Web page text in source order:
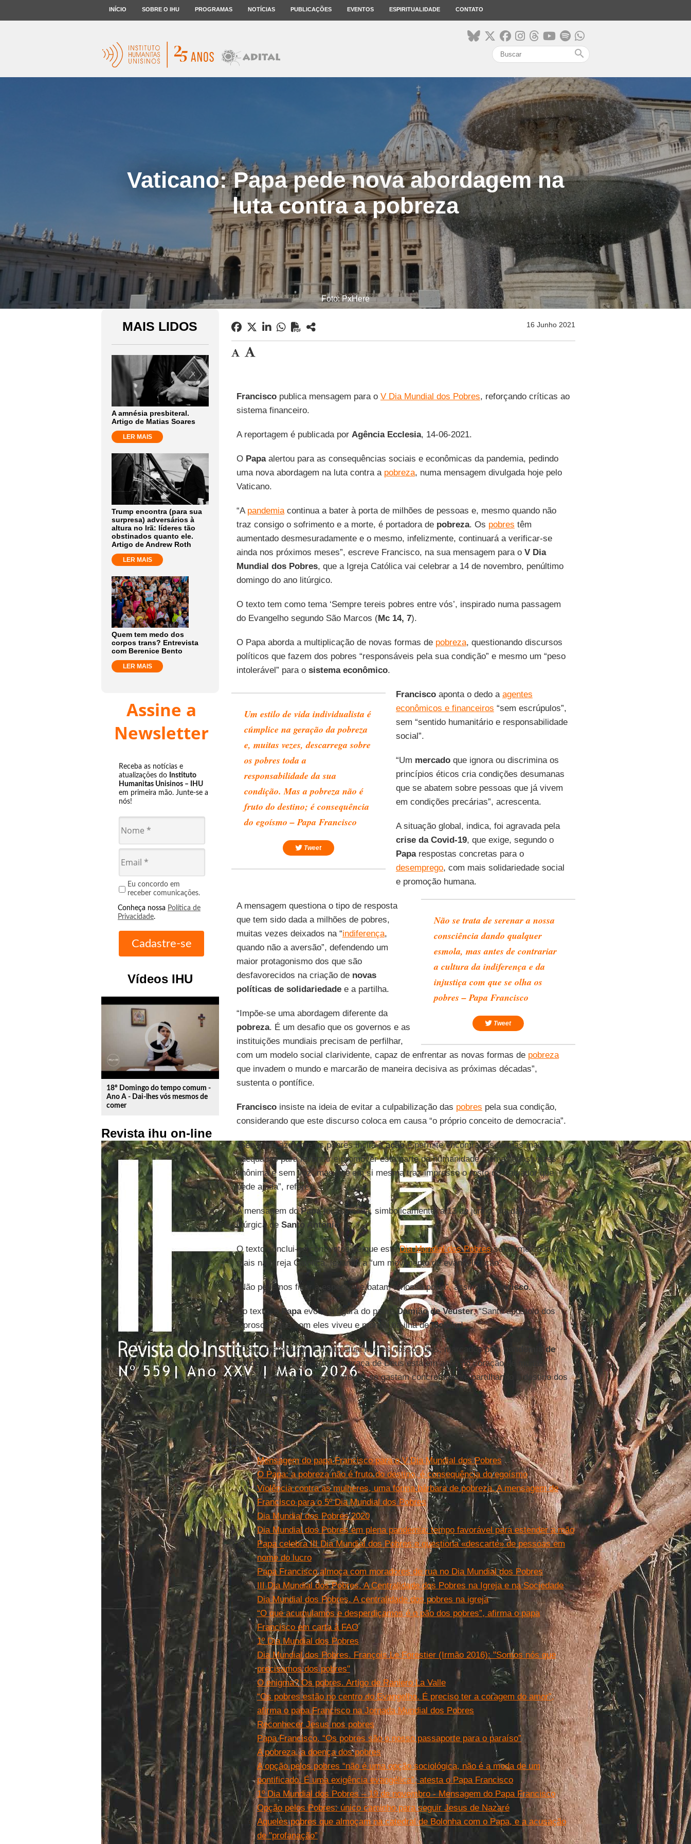
INÍCIO SOBRE O IHU PROGRAMAS NOTÍCIAS PUBLICAÇÕES EVENTOS ESPIRITUALIDADE CONTATO
search
Vaticano: Papa pede nova abordagem na
luta contra a pobreza
Foto: PxHere
MAIS LIDOS
A amnésia presbiteral.
Artigo de Matias Soares
LER MAIS
Trump encontra (para sua
surpresa) adversários à
altura no Irã: líderes tão
obstinados quanto ele.
Artigo de Andrew Roth
LER MAIS
Quem tem medo dos
corpos trans? Entrevista
com Berenice Bento
LER MAIS
Assine a
Newsletter
Receba as notícias e
atualizações do Instituto
Humanitas Unisinos – IHU
em primeira mão. Junte-se a
nós!
Eu concordo em
receber comunicações.
Conheça nossa Política de
Privacidade.
Vídeos IHU
play_circle_outline
18º Domingo do tempo comum -
Ano A - Dai-lhes vós mesmos de
comer
Revista ihu on-line
16 Junho 2021
Franciscopublica mensagem para o V Dia Mundial dos Pobres, reforçando críticas ao
sistema financeiro.
A reportagem é publicada por Agência Ecclesia, 14-06-2021.
O Papaalertou para as consequências sociais e econômicas da pandemia, pedindo
uma nova abordagem na luta contra a pobreza, numa mensagem divulgada hoje pelo
Vaticano.
“A pandemiacontinua a bater à porta de milhões de pessoas e, mesmo quando não
traz consigo o sofrimento e a morte, é portadora de pobreza. Os pobres têm
aumentado desmesuradamente e o mesmo, infelizmente, continuará a verificar-se
ainda nos próximos meses”, escreve Francisco, na sua mensagem para o V Dia
Mundial dos Pobres, que a Igreja Católica vai celebrar a 14 de novembro, penúltimo
domingo do ano litúrgico.
O texto tem como tema ‘Sempre tereis pobres entre vós’, inspirado numa passagem
do Evangelho segundo São Marcos (Mc 14, 7).
O Papa aborda a multiplicação de novas formas de pobreza, questionando discursos
políticos que fazem dos pobres “responsáveis pela sua condição” e mesmo um “peso
intolerável” para o sistema econômico.
Um estilo de vida individualista é
cúmplice na geração da pobreza
e, muitas vezes, descarrega sobre
os pobres toda a
responsabilidade da sua
condição. Mas a pobreza não é
fruto do destino; é consequência
do egoísmo – Papa Francisco
Tweet
Franciscoaponta o dedo a agentes
econômicos e financeiros “sem escrúpulos”,
sem “sentido humanitário e responsabilidade
social”.
“Um mercadoque ignora ou discrimina os
princípios éticos cria condições desumanas
que se abatem sobre pessoas que já vivem
em condições precárias”, acrescenta.
A situação global, indica, foi agravada pela
crise da Covid-19, que exige, segundo o
Paparespostas concretas para o
desemprego, com mais solidariedade social
e promoção humana.
Não se trata de serenar a nossa
consciência dando qualquer
esmola, mas antes de contrariar
a cultura da indiferença e da
injustiça com que se olha os
pobres – Papa Francisco
Tweet
A mensagem questiona o tipo de resposta
que tem sido dada a milhões de pobres,
muitas vezes deixados na “indiferença,
quando não a aversão”, defendendo um
maior protagonismo dos que são
desfavorecidos na criação de novas
políticas de solidariedadee a partilha.
“Impõe-se uma abordagem diferente da
pobreza. É um desafio que os governos e as
instituições mundiais precisam de perfilhar,
com um modelo social clarividente, capaz de enfrentar as novas formas de pobreza
que invadem o mundo e marcarão de maneira decisiva as próximas décadas”,
sustenta o pontífice.
Franciscoinsiste na ideia de evitar a culpabilização das pobres pela sua condição,
considerando que este discurso coloca em causa “o próprio conceito de democracia”.
“Servir eficazmente os pobres incita àaçãoe permite encontrar as formas mais
adequadas para levantar e promover esta parte da humanidade, demasiadas vezes
anônima e sem voz, mas que em si mesma traz impresso o rosto do Salvador que
pede ajuda”, refere.
A mensagem doPapafoi assinada, simbolicamente, a 13 de junho, dia da festa
litúrgica de Santo Antônio.
O texto conclui-se com votos de que esteDia Mundial dos Pobresse afirme cada vez
mais na Igreja Católica, levando a “um movimento de evangelização”.
“Não podemos ficar à espera que batam à nossa porta”, assinala Francisco.
No texto, oPapaevoca a figura do padreDamião de Veuster, “Santo apóstolo dos
leprosos”, que com eles viveu e morreu na ilha deMolokai.
“O seu testemunho é muito atual nestes nossos dias, marcados pelapandemia de
coronavírus: com certeza a graça de Deus está em ação no coração de muitas
pessoas que, sem dar nas vistas, se gastam concretamente partilhando o destino dos
maispobres”, refere.
Leia mais
Mensagem do papa Francisco para o V Dia Mundial dos Pobres
O Papa: a pobreza não é fruto do destino, é consequência do egoísmo
Violência contra as mulheres, uma forma bárbara de pobreza. A mensagem de
Francisco para o 5º Dia Mundial dos Pobres
Dia Mundial dos Pobres 2020
Dia Mundial dos Pobres em plena pandemia: tempo favorável para estender a mão
Papa celebra III Dia Mundial dos Pobres e questiona «descarte» de pessoas em
nome do lucro
Papa Francisco almoça com moradores de rua no Dia Mundial dos Pobres
III Dia Mundial dos Pobres. A Centralidade dos Pobres na Igreja e na Sociedade
Dia Mundial dos Pobres. A centralidade dos pobres na igreja
“O que acumulamos e desperdiçamos é o pão dos pobres”, afirma o papa
Francisco em carta à FAO
1º Dia Mundial dos Pobres
Dia Mundial dos Pobres. François Le Forestier (Irmão 2016): "Somos nós que
precisamos dos pobres"
O enigma? Os pobres. Artigo de Raniero La Valle
“Os pobres estão no centro do Evangelho. É preciso ter a coragem do amor”,
afirma o papa Francisco na Jornada Mundial dos Pobres
Reconhecer Jesus nos pobres
Papa Francisco. “Os pobres são o nosso passaporte para o paraíso”
A pobreza, a doença dos pobres
A opção pelos pobres “não é uma opção sociológica, não é a moda de um
pontificado. É uma exigência evangélica”, atesta o Papa Francisco
1º Dia Mundial dos Pobres – 19 de novembro - Mensagem do Papa Francisco
Opção pelos Pobres: único caminho para seguir Jesus de Nazaré
Aqueles pobres que almoçam na catedral de Bolonha com o Papa, e a acusação
de "profanação”